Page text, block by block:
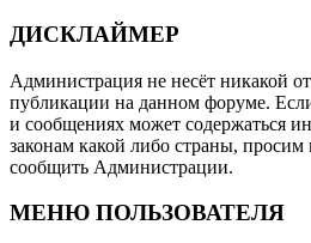
ДИСКЛАЙМЕР
Администрация не несёт никакой
публикации на данном форуме.
и сообщениях может содержаться
законам какой либо страны, просим
сообщить Администрации.
МЕНЮ ПОЛЬЗОВАТЕЛЯ